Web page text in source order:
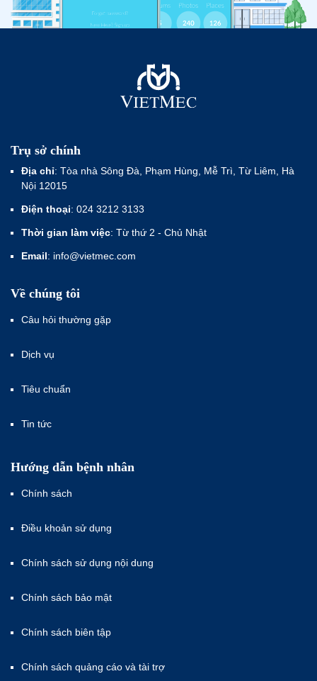
Trụ sở chính
Địa chỉ: Tòa nhà Sông Đà, Phạm Hùng, Mễ Trì, Từ Liêm, Hà
Nội 12015
Điện thoại: 024 3212 3133
Thời gian làm việc: Từ thứ 2 - Chủ Nhật
Email: info@vietmec.com
Về chúng tôi
Câu hỏi thường gặp
Dịch vụ
Tiêu chuẩn
Tin tức
Hướng dẫn bệnh nhân
Chính sách
Điều khoản sử dụng
Chính sách sử dụng nội dung
Chính sách bảo mật
Chính sách biên tập
Chính sách quảng cáo và tài trợ